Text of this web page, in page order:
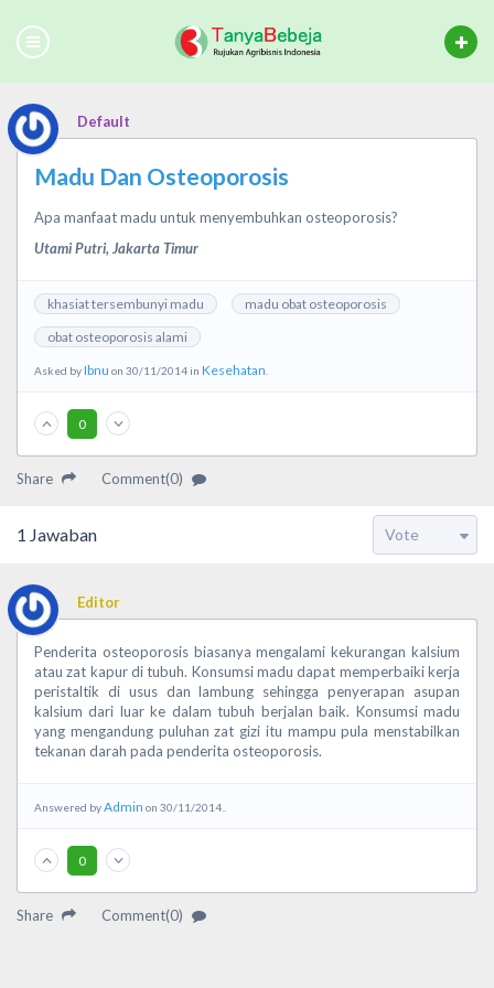
Default
Madu Dan Osteoporosis
Apa manfaat madu untuk menyembuhkan osteoporosis?
Utami Putri, Jakarta Timur
khasiat tersembunyi madu
madu obat osteoporosis
obat osteoporosis alami
Asked byIbnu on 30/11/2014 in Kesehatan
0
Share Comment(0)
1 Jawaban
Editor
Penderita osteoporosis biasanya mengalami kekurangan kalsium
atau zat kapur di tubuh. Konsumsi madu dapat memperbaiki kerja
peristaltik di usus dan lambung sehingga penyerapan asupan
kalsium dari luar ke dalam tubuh berjalan baik. Konsumsi madu
yang mengandung puluhan zat gizi itu mampu pula menstabilkan
tekanan darah pada penderita osteoporosis.
Answered byAdmin on 30/11/2014..
0
Share Comment(0)